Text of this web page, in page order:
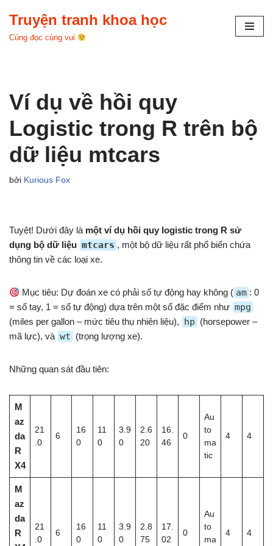
Chuyển
Truyện tranh khoa học
Cùng đọc cùng vui
Ví dụ về hồi quy
Logistic trong R trên bộ
dữ liệu mtcars
bởi Kurious Fox
Tuyệt! Dưới đây là một ví dụ hồi quy logistic trong R sử
dụng bộ dữ liệu mtcars , một bộ dữ liệu rất phổ biến chứa
thông tin về các loại xe.
Mục tiêu: Dự đoán xe có phải số tự động hay không ( am : 0
= số tay, 1 = số tự động) dựa trên một số đặc điểm như mpg
(miles per gallon – mức tiêu thụ nhiên liệu), hp (horsepower –
mã lực), và wt (trọng lượng xe).
Những quan sát đầu tiên:
M
az
da
R
X4
21
.0
6
16
0
11
0
3.9
0
2.6
20
16.
46
0
Au
to
ma
tic
4 4
M
az
da
R
21
.0
6
16
0
11
0
3.9
0
2.8
75
17.
02
0
Au
to
ma
4 4